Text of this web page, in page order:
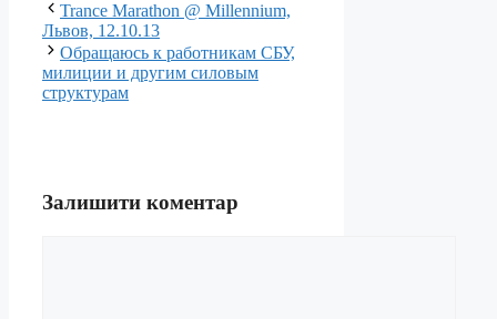
Trance Marathon @ Millennium,
Львов, 12.10.13
Обращаюсь к работникам СБУ,
милиции и другим силовым
структурам
Залишити коментар